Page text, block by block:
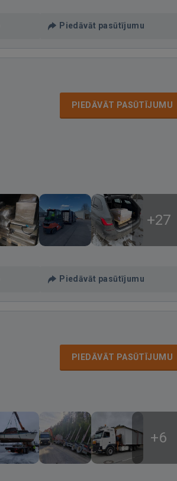
Piedāvāt pasūtījumu
PIEDĀVĀT PASŪTĪJUMU
+27
Piedāvāt pasūtījumu
PIEDĀVĀT PASŪTĪJUMU
+6